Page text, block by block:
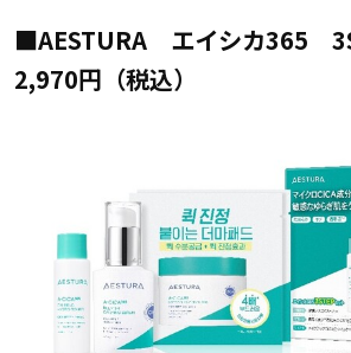
■AESTURA エイシカ365
2,970円（税込）